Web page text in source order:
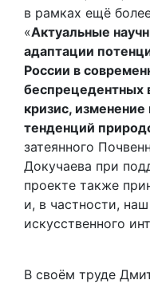
в рамках ещё
«Актуальные
адаптации
России в
беспрецедентных
кризис,
тенденций
затеянного
Докучаева при
проекте также
и, в частности,
искусственного
В своём труде